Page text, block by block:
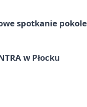
spotkanie
w Płocku